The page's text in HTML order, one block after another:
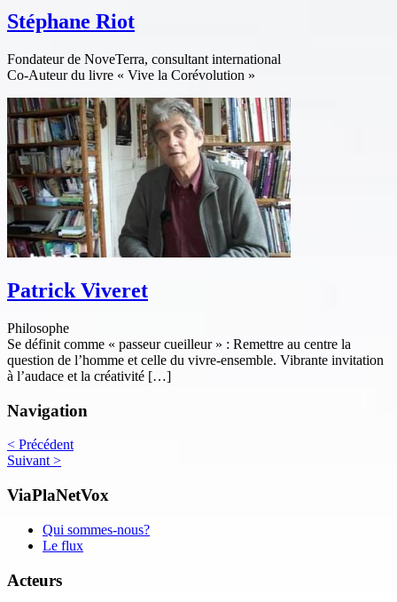
Stéphane Riot
Fondateur de NoveTerra, consultant international
Co-Auteur du livre « Vive la Corévolution »
Patrick Viveret
Philosophe
Se définit comme « passeur cueilleur » : Remettre au centre la
question de l’homme et celle du vivre-ensemble. Vibrante invitation
à l’audace et la créativité […]
Navigation
< Précédent
Suivant >
ViaPlaNetVox
Qui sommes-nous?
Le flux
Acteurs